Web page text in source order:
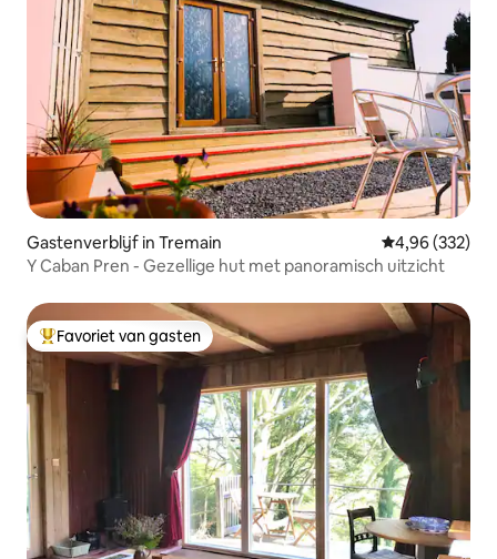
Gastenverblijf in Tremain Gemiddelde
4,96 (332)
Y Caban Pren - Gezellige hut met panoramisch uitzicht
Topfavoriet van gasten
Favoriet van gasten